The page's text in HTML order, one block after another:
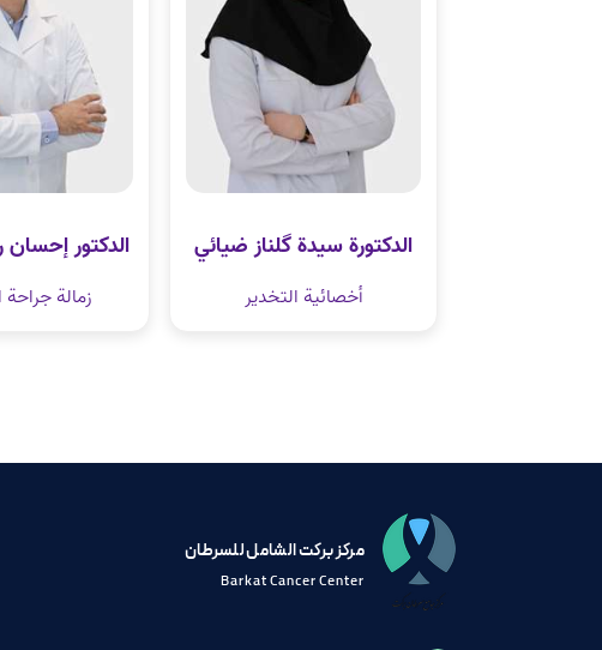
الدكتورة سيدة گلناز ضيائي
أخصائية التخدير
الدكتور
زمالة
مرکز برکت الشامل للسرطان
Barkat Cancer Center